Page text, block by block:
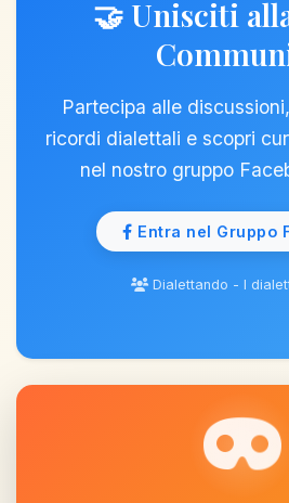
🤝 Unisciti
Partecipa alle
ricordi dialettali e scopri
nel nostro gruppo
Entra nel Gruppo
Dialettando - I
linear infinite; opacity: 0.3;">